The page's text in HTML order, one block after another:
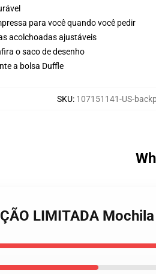
para você quando você pedir
acolchoadas ajustáveis
o saco de desenho
a bolsa Duffle
SKU: 107151141-US-
LIMITADA